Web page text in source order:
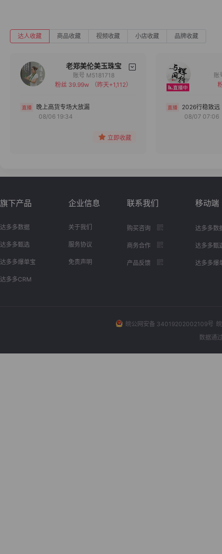
达人收藏 商品收藏 视频收藏 小店收藏 品牌收藏
老郑美伦美玉珠宝
备注
分组
账号 M5181718
粉丝 39.99w
（昨天+1,112）
晚上高货专场大放漏
08/06 19:34
立即收藏
2026行稳致远
08/07 07:06
旗下产品
达多多数据
达多多甄选
达多多爆单宝
达多多CRM
企业信息
关于我们
服务协议
免责声明
联系我们
购买咨询
商务合作
产品反馈
移动端
达多多数
达多多甄
达多多爆
皖公网安备 34019202002109号
数据通